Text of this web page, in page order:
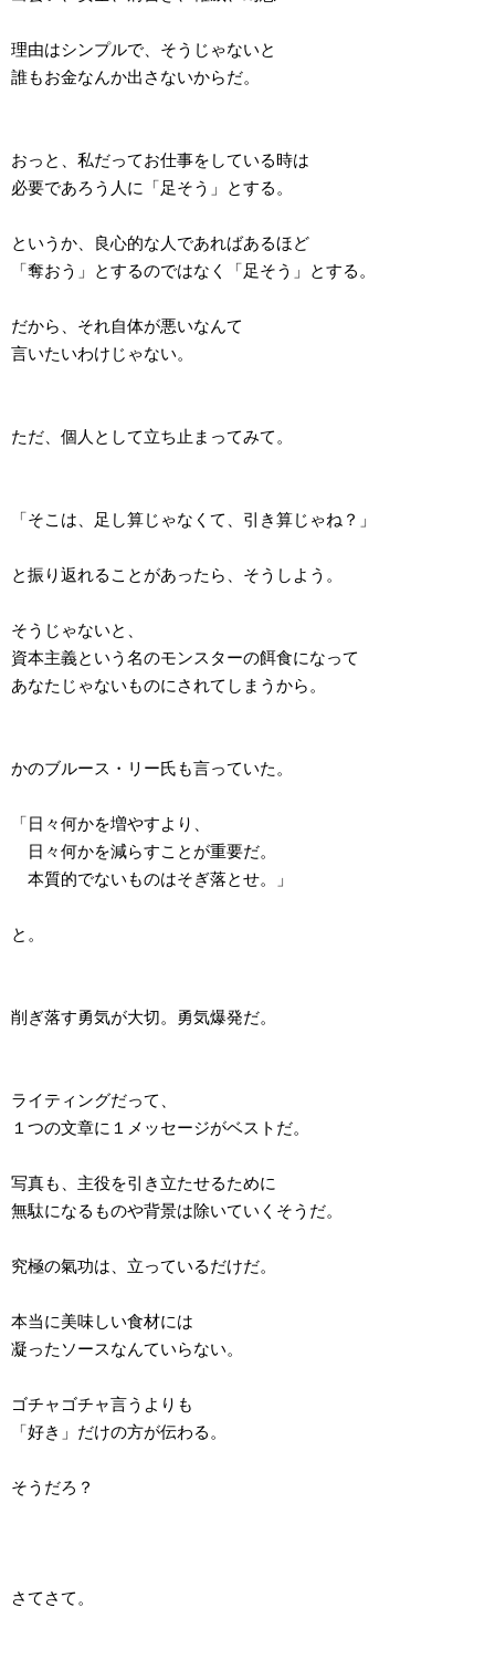
理由はシンプルで、そうじゃないと
誰もお金なんか出さないからだ。
おっと、私だってお仕事をしている時は
必要であろう人に「足そう」とする。
というか、良心的な人であればあるほど
「奪おう」とするのではなく「足そう」とする。
だから、それ自体が悪いなんて
言いたいわけじゃない。
ただ、個人として立ち止まってみて。
「そこは、足し算じゃなくて、引き算じゃね？」
と振り返れることがあったら、そうしよう。
そうじゃないと、
資本主義という名のモンスターの餌食になって
あなたじゃないものにされてしまうから。
かのブルース・リー氏も言っていた。
「日々何かを増やすより、
日々何かを減らすことが重要だ。
本質的でないものはそぎ落とせ。」
と。
削ぎ落す勇気が大切。勇気爆発だ。
ライティングだって、
１つの文章に１メッセージがベストだ。
写真も、主役を引き立たせるために
無駄になるものや背景は除いていくそうだ。
究極の氣功は、立っているだけだ。
本当に美味しい食材には
凝ったソースなんていらない。
ゴチャゴチャ言うよりも
「好き」だけの方が伝わる。
そうだろ？
さてさて。